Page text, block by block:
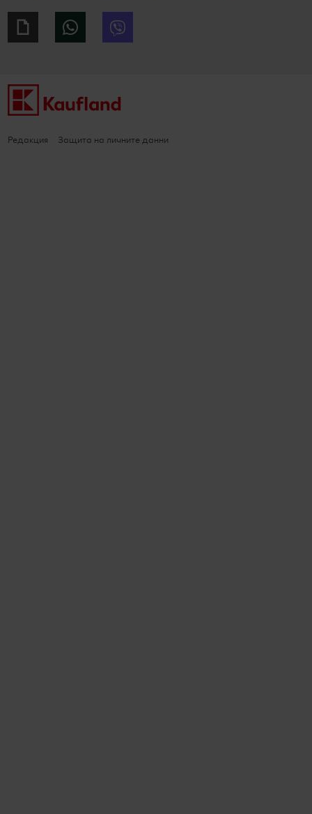
Giphy WhatsApp
Редакция Защита на личните данни